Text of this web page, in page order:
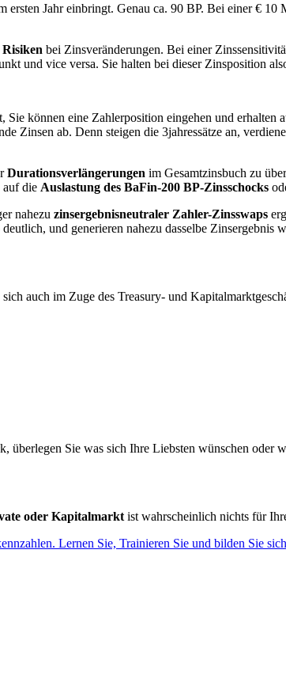
Jahr einbringt. Genau ca. 90 BP. Bei einer €
bei Zinsveränderungen. Bei einer
und vice versa. Sie halten bei dieser Zinsposition
können eine Zahlerposition eingehen und erhalten
Zinsen ab. Denn steigen die 3jahressätze an,
Durationsverlängerungen im Gesamtzinsbuch zu
auf die Auslastung des BaFin-200 BP-Zinsschocks
nahezu zinsergebnisneutraler Zahler-Zinsswaps
und generieren nahezu dasselbe Zinsergebnis
auch im Zuge des Treasury- und
Sie was sich Ihre Liebsten wünschen oder
oder Kapitalmarkt ist wahrscheinlich nichts für
Lernen Sie, Trainieren Sie und bilden Sie